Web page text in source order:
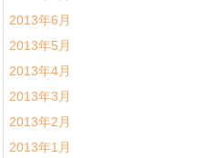
2013年6月
2013年5月
2013年4月
2013年3月
2013年2月
2013年1月